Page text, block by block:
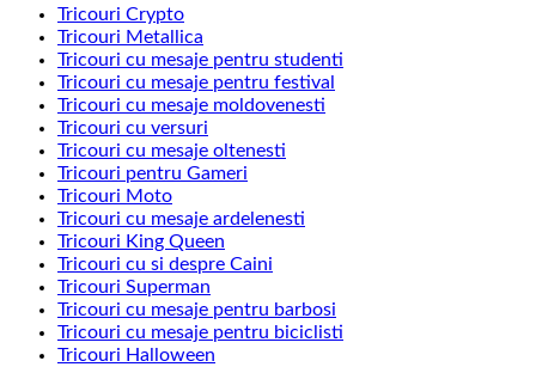
Tricouri Crypto
Tricouri Metallica
Tricouri cu mesaje pentru studenti
Tricouri cu mesaje pentru festival
Tricouri cu mesaje moldovenesti
Tricouri cu versuri
Tricouri cu mesaje oltenesti
Tricouri pentru Gameri
Tricouri Moto
Tricouri cu mesaje ardelenesti
Tricouri King Queen
Tricouri cu si despre Caini
Tricouri Superman
Tricouri cu mesaje pentru barbosi
Tricouri cu mesaje pentru biciclisti
Tricouri Halloween